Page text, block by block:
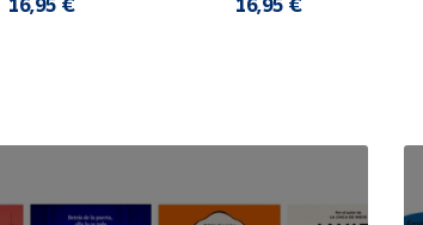
16,95 € 16,95 €